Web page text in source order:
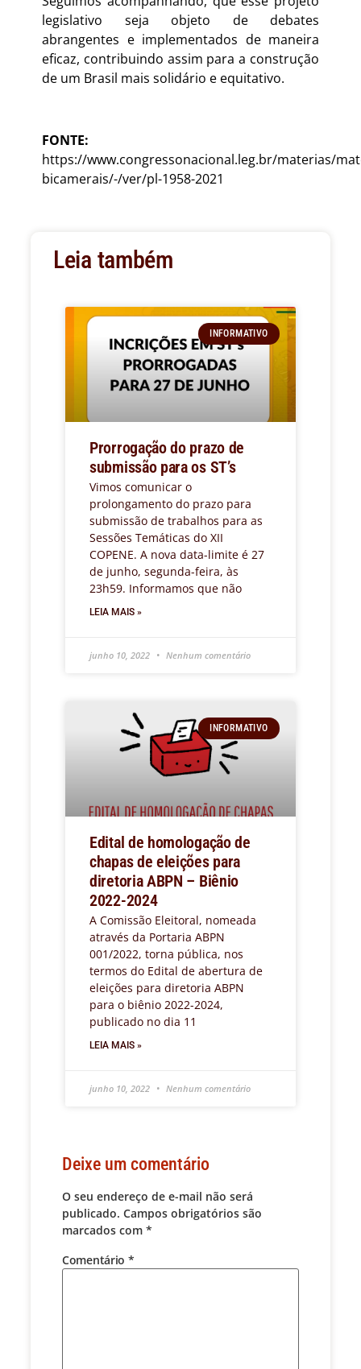
legislativo seja objeto de debates
abrangentes e implementados de maneira
eficaz, contribuindo assim para a construção
de um Brasil mais solidário e equitativo.
FONTE:
https://www.congressonacional.leg.br/materias/
bicamerais/-/ver/pl-1958-2021
Leia também
INFORMATIVO
Prorrogação do prazo de
submissão para os ST’s
Vimos comunicar o
prolongamento do prazo para
submissão de trabalhos para as
Sessões Temáticas do XII
COPENE. A nova data-limite é 27
de junho, segunda-feira, às
23h59. Informamos que não
LEIA MAIS »
junho 10, 2022 Nenhum comentário
INFORMATIVO
Edital de homologação de
chapas de eleições para
diretoria ABPN – Biênio
2022-2024
A Comissão Eleitoral, nomeada
através da Portaria ABPN
001/2022, torna pública, nos
termos do Edital de abertura de
eleições para diretoria ABPN
para o biênio 2022-2024,
publicado no dia 11
LEIA MAIS »
junho 10, 2022 Nenhum comentário
Deixe um comentário
O seu endereço de e-mail não será
publicado. Campos obrigatórios são
marcados com *
Comentário *